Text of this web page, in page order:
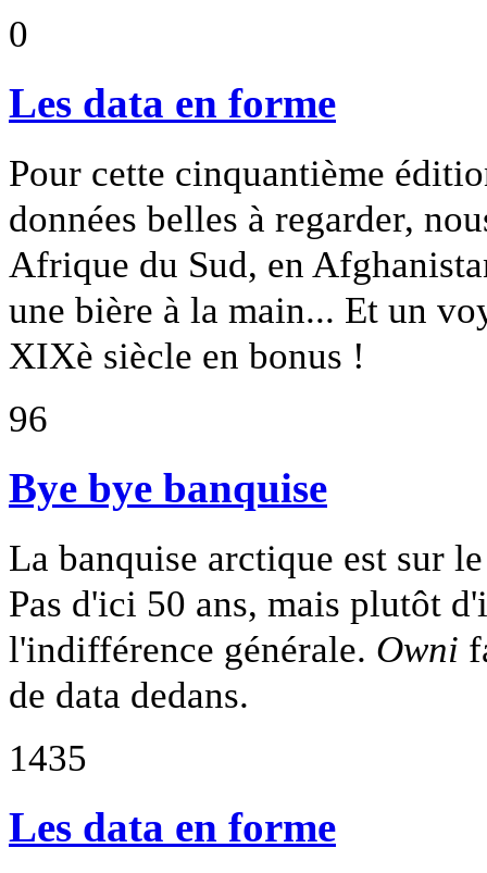
0
Les data en forme
Pour cette cinquantième
données belles à regarder,
Afrique du Sud, en
une bière à la main... Et un
XIXè siècle en bonus !
96
Bye bye banquise
La banquise arctique est sur
Pas d'ici 50 ans, mais plutôt
l'indifférence générale. Owni
de data dedans.
1435
Les data en forme